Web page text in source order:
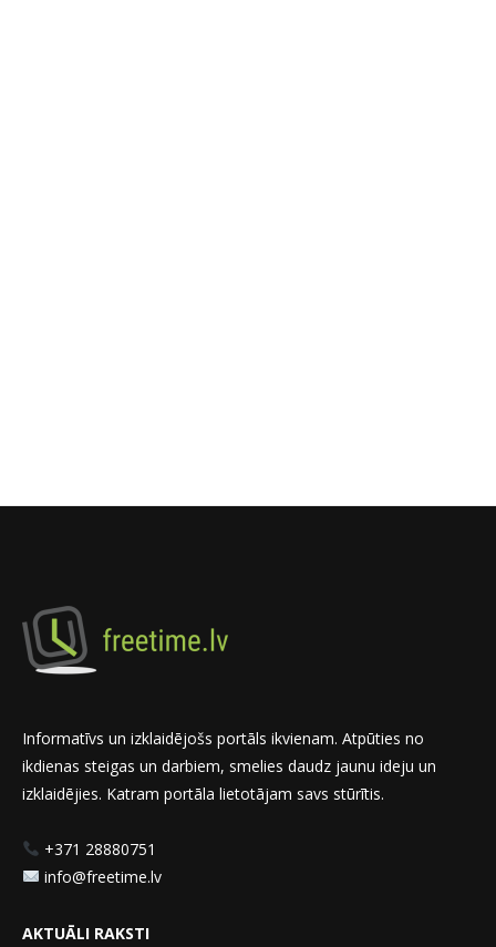
Informatīvs un izklaidējošs portāls ikvienam. Atpūties no
ikdienas steigas un darbiem, smelies daudz jaunu ideju un
izklaidējies. Katram portāla lietotājam savs stūrītis.
+371 28880751
info@freetime.lv
AKTUĀLI RAKSTI